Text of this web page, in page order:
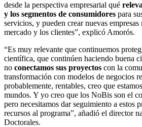
desde la perspectiva empresarial qué
y los segmentos de consumidores para
servicios, y pueden crear nuevas empresas
mercado y los clientes”, explicó Amorós.
“Es muy relevante que continuemos
científica, que continúen haciendo buena
no conectamos sus proyectos con la
transformación con modelos de negocios
probablemente, rentables, creo que
mundos. Y yo creo que los NoBis son el
pero necesitamos dar seguimiento a estos
recursos al programa”, añadió el director
Doctorales.